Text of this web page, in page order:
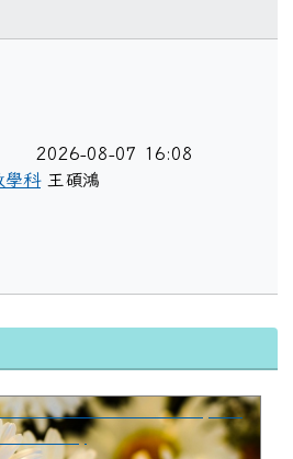
2026-08-07 16:08
學科 王碩鴻
小學115學年度代理教師(借調
5次招考)